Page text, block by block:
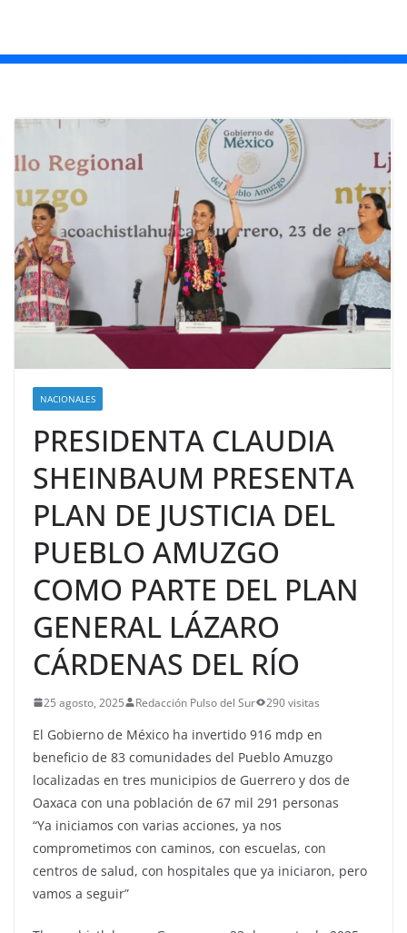
NACIONALES
PRESIDENTA CLAUDIA
SHEINBAUM PRESENTA
PLAN DE JUSTICIA DEL
PUEBLO AMUZGO
COMO PARTE DEL PLAN
GENERAL LÁZARO
CÁRDENAS DEL RÍO
25 agosto, 2025 Redacción Pulso del Sur 290 visitas
El Gobierno de México ha invertido 916 mdp en
beneficio de 83 comunidades del Pueblo Amuzgo
localizadas en tres municipios de Guerrero y dos de
Oaxaca con una población de 67 mil 291 personas
“Ya iniciamos con varias acciones, ya nos
comprometimos con caminos, con escuelas, con
centros de salud, con hospitales que ya iniciaron, pero
vamos a seguir”